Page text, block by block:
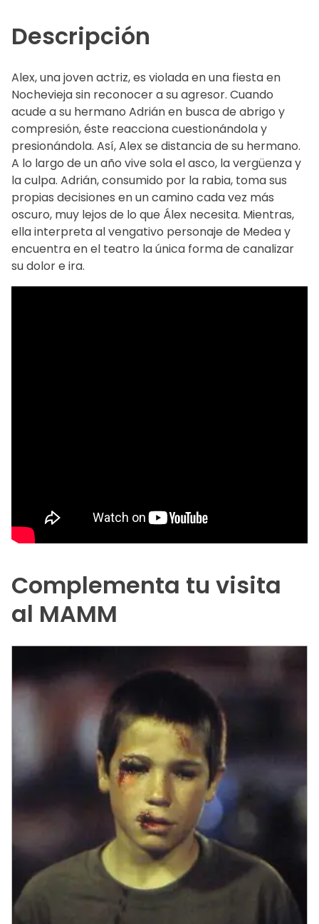
Descripción
Alex, una joven actriz, es violada en una fiesta en
Nochevieja sin reconocer a su agresor. Cuando
acude a su hermano Adrián en busca de abrigo y
compresión, éste reacciona cuestionándola y
presionándola. Así, Alex se distancia de su hermano.
A lo largo de un año vive sola el asco, la vergüenza y
la culpa. Adrián, consumido por la rabia, toma sus
propias decisiones en un camino cada vez más
oscuro, muy lejos de lo que Álex necesita. Mientras,
ella interpreta al vengativo personaje de Medea y
encuentra en el teatro la única forma de canalizar
su dolor e ira.
Complementa tu visita
al MAMM